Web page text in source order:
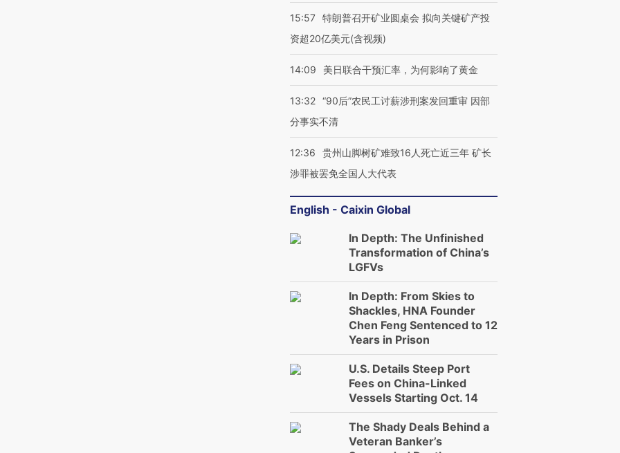
15:57 特朗普召开矿业圆桌会 拟向关键矿产投
资超20亿美元(含视频)
14:09 美日联合干预汇率，为何影响了黄金
13:32 “90后”农民工讨薪涉刑案发回重审 因部
分事实不清
12:36
贵州山脚树矿难致16人死亡近三年 矿长
涉罪被罢免全国人大代表
English - Caixin Global
In Depth: The Unfinished
Transformation of China’s
LGFVs
In Depth: From Skies to
Shackles, HNA Founder
Chen Feng Sentenced to 12
Years in Prison
U.S. Details Steep Port
Fees on China-Linked
Vessels Starting Oct. 14
The Shady Deals Behind a
Veteran Banker’s